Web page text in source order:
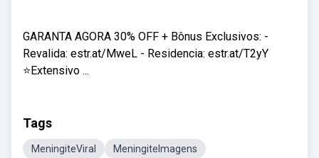
GARANTA AGORA 30% OFF + Bônus Exclusivos: -
Revalida: estr.at/MweL - Residencia: estr.at/T2yY
⭐Extensivo ...
Tags
MeningiteViral
MeningiteImagens